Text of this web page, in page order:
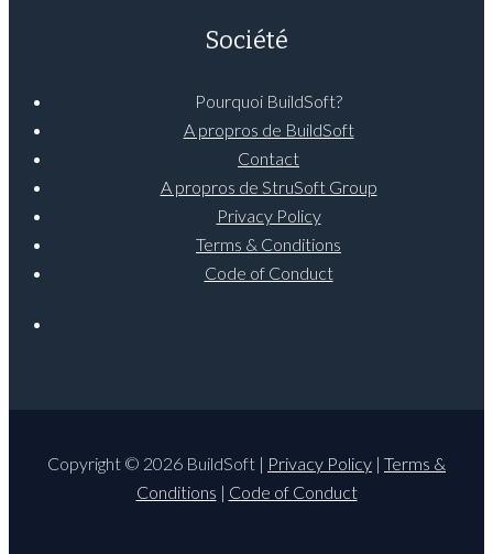
Société
Pourquoi BuildSoft?
A propros de BuildSoft
Contact
A propros de StruSoft Group
Privacy Policy
Terms & Conditions
Code of Conduct
Copyright © 2026 BuildSoft | Privacy Policy | Terms &
Conditions | Code of Conduct